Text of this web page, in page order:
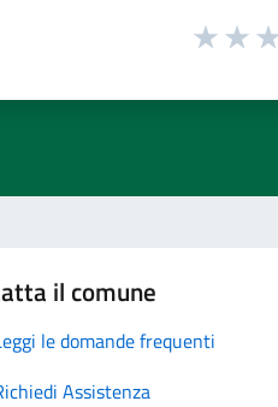
il comune
le domande frequenti
Assistenza